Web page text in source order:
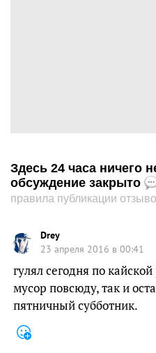
Здесь 24 часа ничего
обсуждение закрыто
правила публикации
Drey
23 апреля 2016 в 00:41
гулял сегодня по
мусор повсюду, так и
пятничный субботник.